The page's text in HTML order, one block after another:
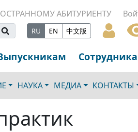
АБИТУРИЕНТУ
RU EN 中文版
НАУКА МЕДИА КОНТАКТЫ